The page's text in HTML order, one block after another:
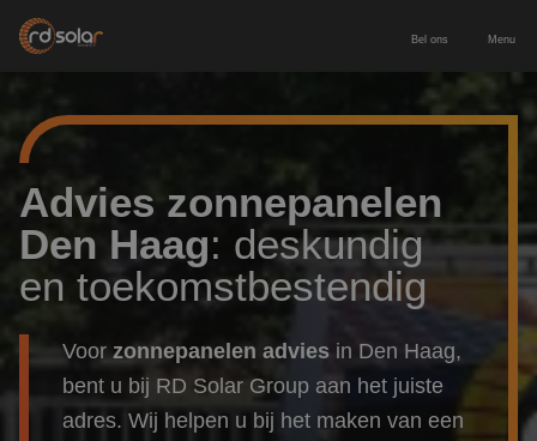
Bel ons Menu
Thuisbatterij
Europees geproduceerde batterij
Laadpaal inclusief installatie
Zonnepanelen
Zonnepanelen zakelijk
Zonnepanelen particulier
Diensten
Leveren & installeren
Zakelijk & MKB
Contact
Advies zonnepanelen
Den Haag: deskundig
en toekomstbestendig
Voorzonnepanelen advies in Den Haag,
bent u bij RD Solar Group aan het juiste
adres. Wij helpen u bij het maken van een